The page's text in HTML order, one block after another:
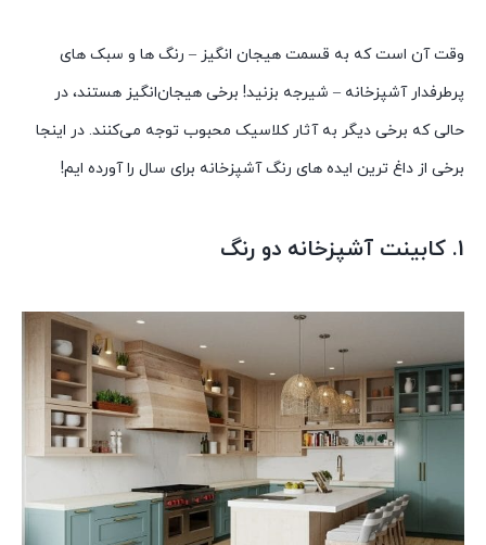
وقت آن است که به قسمت هیجان انگیز – رنگ ها و سبک های
پرطرفدار آشپزخانه – شیرجه بزنید! برخی هیجان‌انگیز هستند، در
حالی که برخی دیگر به آثار کلاسیک محبوب توجه می‌کنند. در اینجا
برخی از داغ ترین ایده های رنگ آشپزخانه برای سال را آورده ایم!
1. کابینت آشپزخانه دو رنگ